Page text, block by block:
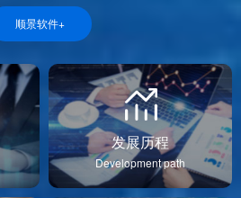
顺景软件+
发展历程
Development path